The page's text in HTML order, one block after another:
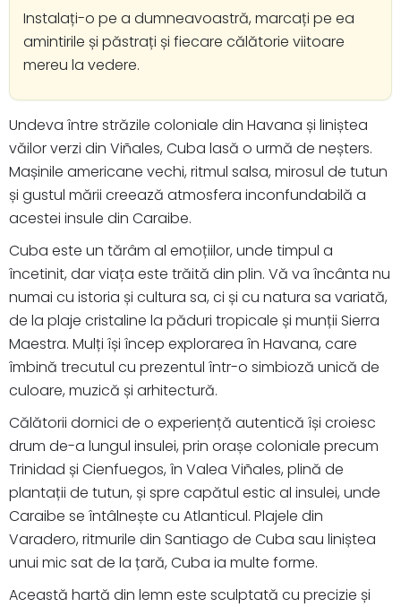
Instalați-o pe a dumneavoastră, marcați pe ea
amintirile și păstrați și fiecare călătorie viitoare
mereu la vedere.
Undeva între străzile coloniale din Havana și liniștea
văilor verzi din Viñales, Cuba lasă o urmă de neșters.
Mașinile americane vechi, ritmul salsa, mirosul de tutun
și gustul mării creează atmosfera inconfundabilă a
acestei insule din Caraibe.
Cuba este un tărâm al emoțiilor, unde timpul a
încetinit, dar viața este trăită din plin. Vă va încânta nu
numai cu istoria și cultura sa, ci și cu natura sa variată,
de la plaje cristaline la păduri tropicale și munții Sierra
Maestra. Mulți își încep explorarea în Havana, care
îmbină trecutul cu prezentul într-o simbioză unică de
culoare, muzică și arhitectură.
Călătorii dornici de o experiență autentică își croiesc
drum de-a lungul insulei, prin orașe coloniale precum
Trinidad și Cienfuegos, în Valea Viñales, plină de
plantații de tutun, și spre capătul estic al insulei, unde
Caraibe se întâlnește cu Atlanticul. Plajele din
Varadero, ritmurile din Santiago de Cuba sau liniștea
unui mic sat de la țară, Cuba ia multe forme.
Această hartă din lemn este sculptată cu precizie și